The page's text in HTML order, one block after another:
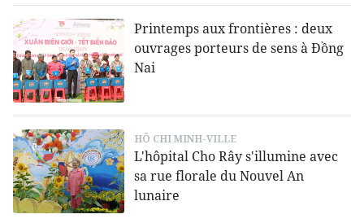
Printemps aux frontières : deux
ouvrages porteurs de sens à Đồng
Nai
HÔ CHI MINH-VILLE
L'hôpital Cho Rây s'illumine avec
sa rue florale du Nouvel An
lunaire